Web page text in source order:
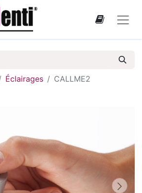
Éclairages CALLME2